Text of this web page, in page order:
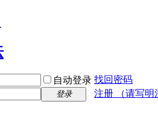
自动登录 找回密码
登录
注册 （请写明